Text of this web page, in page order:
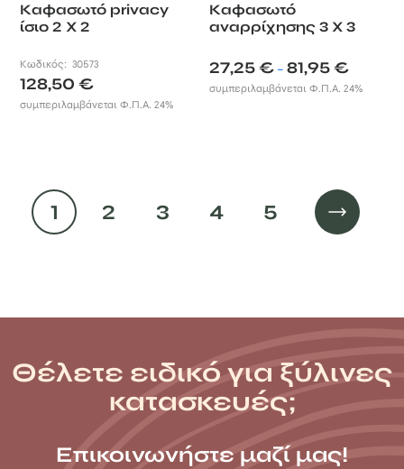
Καφασωτό privacy
ίσιο 2 X 2
Κωδικός:30573
128,50€
συμπεριλαμβάνεται Φ.Π.Α. 24%
Καφασωτό
αναρρίχησης 3 X 3
27,25€ – 81,95€
range:
συμπεριλαμβάνεται Φ.Π.Α. 24%
1 2 3 4 5
Θέλετε ειδικό για ξύλινες
κατασκευές;
Επικοινωνήστε μαζί μας!